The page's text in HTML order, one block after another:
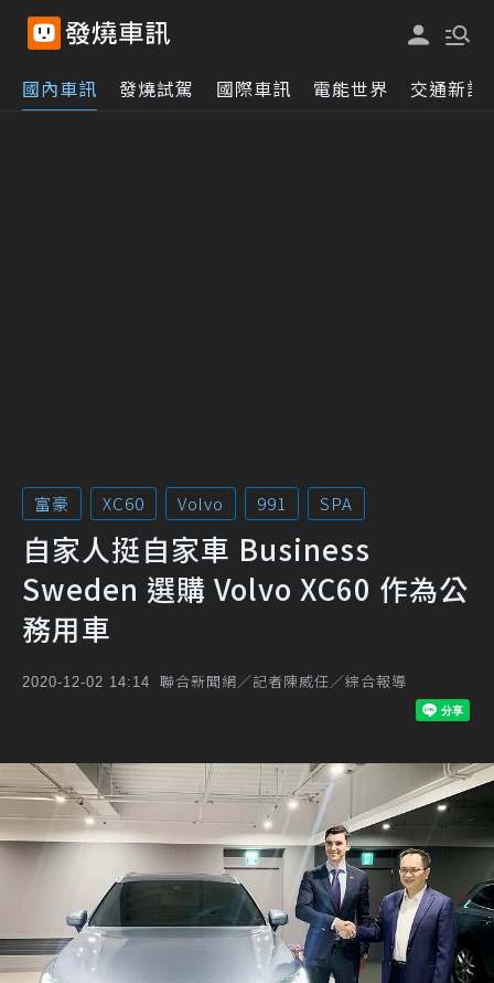
國內車訊 發燒試駕 國際車訊 電能世界 交通新訊
富豪 XC60 Volvo 991 SPA
自家人挺自家車 Business
Sweden 選購 Volvo XC60 作為公
務用車
2020-12-02 14:14 聯合新聞網／記者陳威任／綜合報導